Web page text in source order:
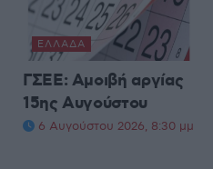
ΕΛΛΆΔΑ
ΓΣΕΕ: Αμοιβή αργίας
15ης Αυγούστου
6 Αυγούστου 2026, 8:30 μμ